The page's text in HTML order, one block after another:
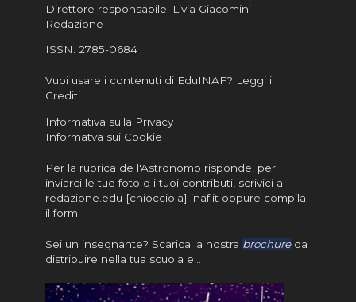
Direttore responsabile: Livia Giacomini
Redazione
ISSN: 2785-0684
Vuoi usare i contenuti di EduINAF? Leggi i
Crediti.
Informativa sulla Privacy
Informatva sui Cookie
Per la rubrica de l'Astronomo risponde, per
inviarci le tue foto o i tuoi contributi, scrivici a
redazione.edu [chiocciola] inaf.it oppure compila
il form
Sei un insegnante? Scarica la nostra brochureda
distribuire nella tua scuola e…